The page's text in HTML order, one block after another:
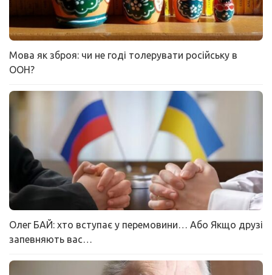
Мова як зброя: чи не годі толерувати російську в
ООН?
Олег БАЙ: хто вступає у перемовини… Або Якщо друзі
запевняють вас…